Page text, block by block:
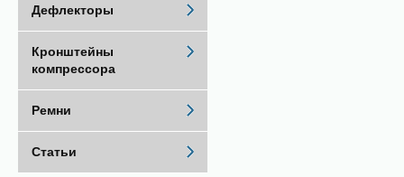
Дефлекторы
Кронштейны
компрессора
Ремни
Статьи